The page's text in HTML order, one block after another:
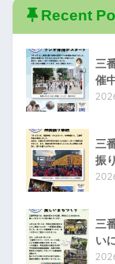
Recent
三
催
三
振り
三
い